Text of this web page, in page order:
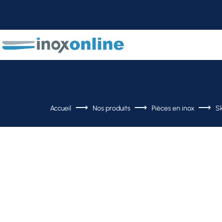
Accueil Nos produits Pièces en inox